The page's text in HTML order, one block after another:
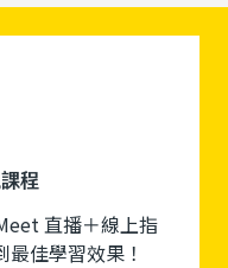
程
直播＋線上指
佳學習效果！